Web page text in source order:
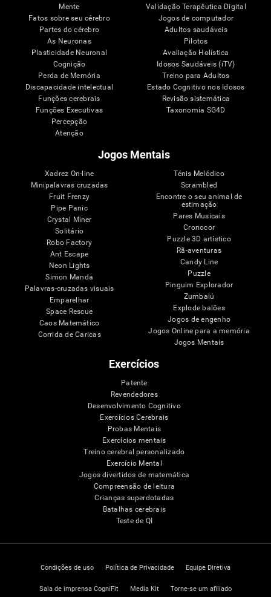
Mente
Fatos sobre seu cérebro
Partes do cérebro
As Neuronas
Plasticidade Neuronal
Cognição
Perda de Memória
Discapacidade intelectual
Funções cerebrais
Funções Executivas
Percepção
Atenção
Validação Terapêutica Digital
Jogos de computador
Adultos saudáveis
Pilotos
Avaliação Holística
Idosos Saudáveis (iTV)
Treino para Adultos
Estado Cognitivo nos Idosos
Revisão sistemática
Taxonomia SG4D
Jogos Mentais
Xadrez On-line
Minipalavras cruzadas
Fruit Frenzy
Pipe Panic
Crystal Miner
Solitário
Robo Factory
Ant Escape
Neon Lights
Simon Manda
Palavras-cruzadas visuais
Emparelhar
Space Rescue
Caos Matemático
Corrida de Caricas
Ténis Melódico
Scrambled
Encontre o seu animal de
estimação
Pares Musicais
Cronocor
Puzzle 3D artístico
Rã-aventuras
Candy Line
Puzzle
Pinguim Explorador
Zumbalú
Explode balões
Jogos de engenho
Jogos Online para a memória
Jogos Mentais
Exercícios
Patente
Revendedores
Desenvolvimento Cognitivo
Exercícios Cerebrais
Probas Mentais
Exercícios mentais
Treino cerebral personalizado
Exercício Mental
Jogos divertidos de matemática
Compreensão de leitura
Crianças superdotadas
Batalhas cerebrais
Teste de QI
Condições de uso Política de Privacidade Equipe Diretiva
Sala de imprensa CogniFit Media Kit Torne-se um afiliado